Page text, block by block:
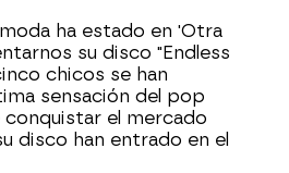
ha estado en 'Otra
su disco "Endless
chicos se han
sensación del pop
el mercado
disco han entrado en el